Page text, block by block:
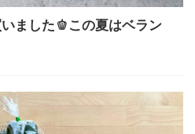
ました🫑この夏はベラン